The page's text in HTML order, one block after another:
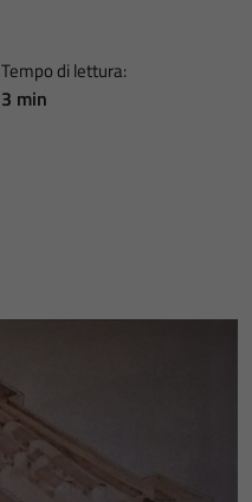
Tempo di lettura:
3 min